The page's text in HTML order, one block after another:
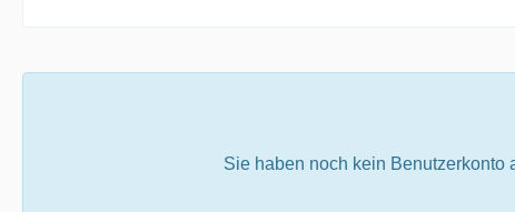
Sie haben noch kein Benutzerkonto